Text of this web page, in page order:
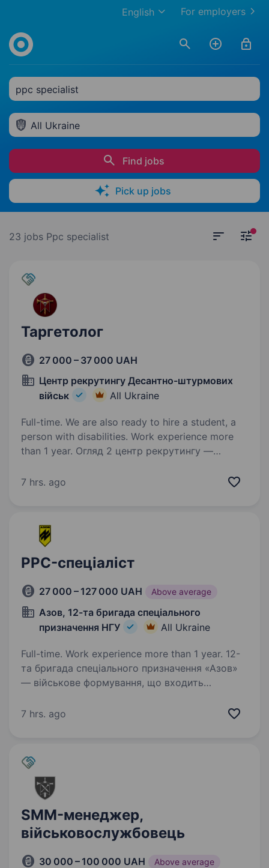
For employers
English
ppc specialist
All Ukraine
Find jobs
Pick up jobs
23 jobs Ppc specialist
Таргетолог
27 000 – 37 000 UAH
Центр рекрутингу Десантно-штурмових
військ
All Ukraine
Full-time. We are also ready to hire a student, a
person with disabilities. Work experience more
than 1 year. Огляд 2 центр рекрутингу —
України, яка допомагає цивільним особам
пройшли службу в різних…
7 hrs. ago
PPC-спеціаліст
27 000 – 127 000 UAH Above average
Азов, 12-та бригада спеціального
призначення НГУ
All Ukraine
Full-time. Work experience more than 1 year. 12-
та бригада спеціального призначення «Азов»
— військове формування, що входить
України «Азов». Підрозділ збирає команду
7 hrs. ago
SMM-менеджер,
військовослужбовець
30 000 – 100 000 UAH Above average